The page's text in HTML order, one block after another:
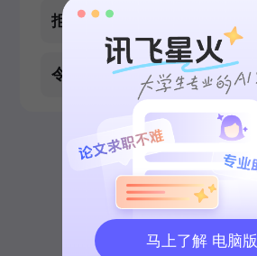
马上了解 电脑版
拒绝熬夜！优质PPT大纲
令人心动的水下照片